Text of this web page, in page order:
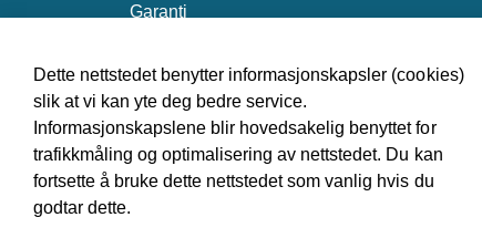
Garanti
Dette nettstedet benytter informasjonskapsler (cookies)
slik at vi kan yte deg bedre service.
Informasjonskapslene blir hovedsakelig benyttet for
trafikkmåling og optimalisering av nettstedet. Du kan
fortsette å bruke dette nettstedet som vanlig hvis du
godtar dette.